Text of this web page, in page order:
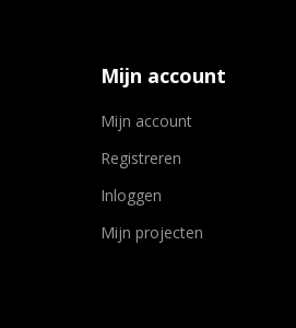
Mijn account
Mijn account
Registreren
Inloggen
Mijn projecten